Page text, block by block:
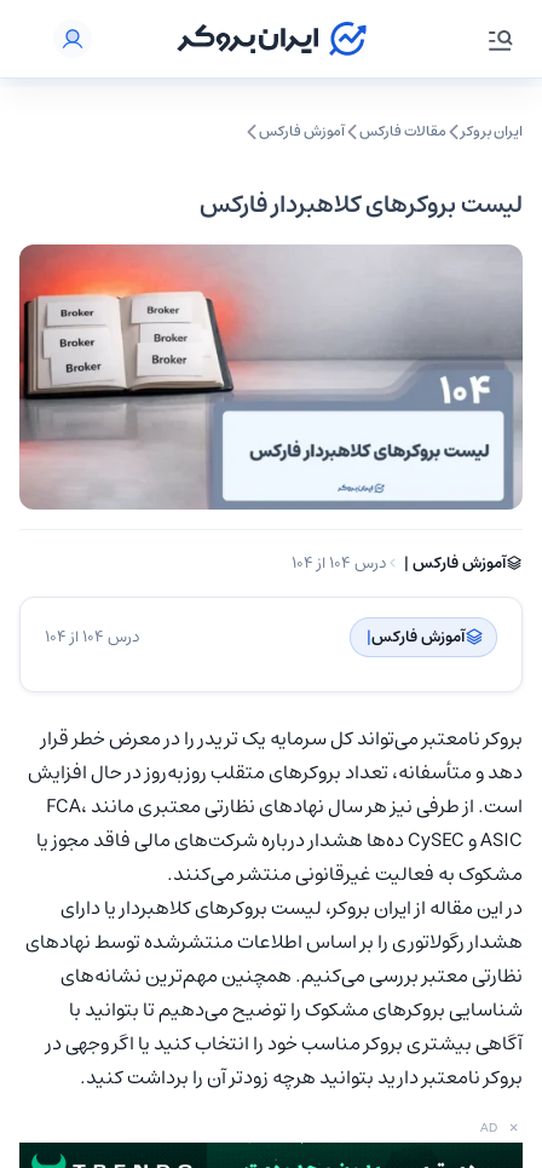
ایران بروکر مقالات فارکس آموزش فارکس
لیست بروکرهای کلاهبردار فارکس
آموزش فارکس | ‌ درس 104 از 104
آموزش فارکس| ‌ درس 104 از 104
بروکر نامعتبر می‌تواند کل سرمایه یک تریدر را در معرض خطر قرار
دهد و متأسفانه، تعداد بروکرهای متقلب روزبه‌روز در حال افزایش
است. از طرفی نیز هر سال نهادهای نظارتی معتبری مانند FCA،
ASIC و CySEC ده‌ها هشدار درباره شرکت‌های مالی فاقد مجوز یا
مشکوک به فعالیت غیرقانونی منتشر می‌کنند.
در این مقاله از ایران بروکر، لیست بروکرهای کلاهبردار یا دارای
هشدار رگولاتوری را بر اساس اطلاعات منتشرشده توسط نهادهای
نظارتی معتبر بررسی می‌کنیم. همچنین مهم‌ترین نشانه‌های
شناسایی بروکرهای مشکوک را توضیح می‌دهیم تا بتوانید با
آگاهی بیشتری بروکر مناسب خود را انتخاب کنید یا اگر وجهی در
بروکر نامعتبر دارید بتوانید هرچه زودتر آن را برداشت کنید.
AD ×